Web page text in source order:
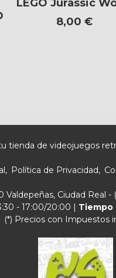
LEGO Jurassic
8,00 €
tienda de videojuegos
Política de Privacidad
Valdepeñas, Ciudad Real
- 17:00/20:00 | Tiempo
(*) Precios con Impuestos